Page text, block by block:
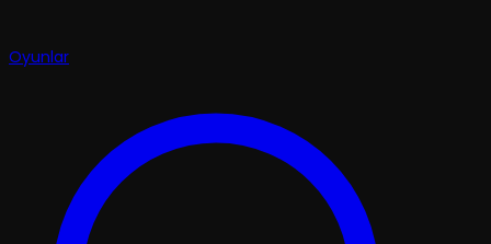
Oyunlar